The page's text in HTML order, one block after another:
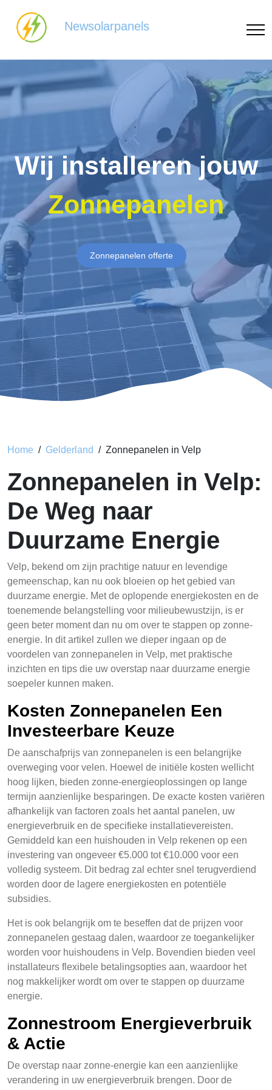
Newsolarpanels
Wij installeren jouw
Zonnepanelen
Zonnepanelen offerte
Home Gelderland Zonnepanelen in Velp
Zonnepanelen in Velp:
De Weg naar
Duurzame Energie
Velp, bekend om zijn prachtige natuur en levendige
gemeenschap, kan nu ook bloeien op het gebied van
duurzame energie. Met de oplopende energiekosten en de
toenemende belangstelling voor milieubewustzijn, is er
geen beter moment dan nu om over te stappen op zonne-
energie. In dit artikel zullen we dieper ingaan op de
voordelen van zonnepanelen in Velp, met praktische
inzichten en tips die uw overstap naar duurzame energie
soepeler kunnen maken.
Kosten Zonnepanelen Een
Investeerbare Keuze
De aanschafprijs van zonnepanelen is een belangrijke
overweging voor velen. Hoewel de initiële kosten wellicht
hoog lijken, bieden zonne-energieoplossingen op lange
termijn aanzienlijke besparingen. De exacte kosten variëren
afhankelijk van factoren zoals het aantal panelen, uw
energieverbruik en de specifieke installatievereisten.
Gemiddeld kan een huishouden in Velp rekenen op een
investering van ongeveer €5.000 tot €10.000 voor een
volledig systeem. Dit bedrag zal echter snel terugverdiend
worden door de lagere energiekosten en potentiële
subsidies.
Het is ook belangrijk om te beseffen dat de prijzen voor
zonnepanelen gestaag dalen, waardoor ze toegankelijker
worden voor huishoudens in Velp. Bovendien bieden veel
installateurs flexibele betalingsopties aan, waardoor het
nog makkelijker wordt om over te stappen op duurzame
energie.
Zonnestroom Energieverbruik
& Actie
De overstap naar zonne-energie kan een aanzienlijke
verandering in uw energieverbruik brengen. Door de